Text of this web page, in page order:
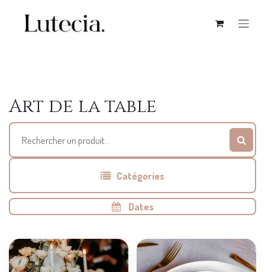
Art de la table
Catégories
Dates